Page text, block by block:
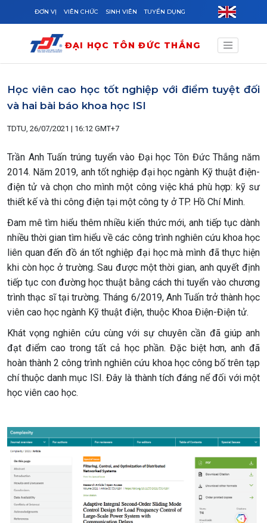
Skip to main content
ĐƠN VỊ VIÊN CHỨC SINH VIÊN TUYỂN DỤNG
ĐẠI HỌC TÔN ĐỨC THẮNG
Học viên cao học tốt nghiệp với điểm tuyệt đối
và hai bài báo khoa học ISI
TDTU, 26/07/2021 | 16:12 GMT+7
Trần Anh Tuấn trúng tuyển vào Đại học Tôn Đức Thắng năm
2014. Năm 2019, anh tốt nghiệp đại học ngành Kỹ thuật điện-
điện tử và chọn cho mình một công việc khá phù hợp: kỹ sư
thiết kế và thi công điện tại một công ty ở TP. Hồ Chí Minh.
Đam mê tìm hiểu thêm nhiều kiến thức mới, anh tiếp tục dành
nhiều thời gian tìm hiểu về các công trình nghiên cứu khoa học
liên quan đến đồ án tốt nghiệp đại học mà mình đã thực hiện
khi còn học ở trường. Sau được một thời gian, anh quyết định
tiếp tục con đường học thuật bằng cách thi tuyển vào chương
trình thạc sĩ tại trường. Tháng 6/2019, Anh Tuấn trở thành học
viên cao học ngành Kỹ thuật điện, thuộc Khoa Điện-Điện tử.
Khát vọng nghiên cứu cùng với sự chuyên cần đã giúp anh
đạt điểm cao trong tất cả học phần. Đặc biệt hơn, anh đã
hoàn thành 2 công trình nghiên cứu khoa học công bố trên tạp
chí thuộc danh mục ISI. Đây là thành tích đáng nể đối với một
học viên cao học.